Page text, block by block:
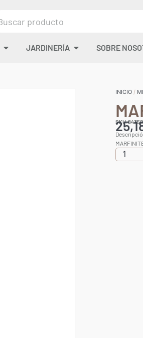
JARDINERÍA SOBRE
INICIO /